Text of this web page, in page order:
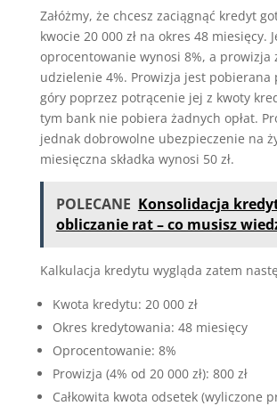
Załóżmy, że chcesz zaciągnąć kredyt
kwocie 20 000 zł na okres 48 miesięcy.
oprocentowanie wynosi 8%, a prowizja
udzielenie 4%. Prowizja jest pobierana
góry poprzez potrącenie jej z kwoty
tym bank nie pobiera żadnych opłat.
jednak dobrowolne ubezpieczenie na
miesięczna składka wynosi 50 zł.
POLECANE Konsolidacja
obliczanie rat – co musisz
Kalkulacja kredytu wygląda zatem
Kwota kredytu: 20 000 zł
Okres kredytowania: 48 miesięcy
Oprocentowanie: 8%
Prowizja (4% od 20 000 zł): 800 zł
Całkowita kwota odsetek (wyliczone